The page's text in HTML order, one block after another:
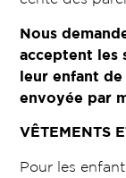
Nous
acceptent les
leur enfant
envoyée par
VÊTEMENTS
Pour les